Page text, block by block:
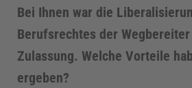
P
r
Bei Ihnen war die
Berufsrechtes der
Zulassung. Welche Vorteile
ergeben?